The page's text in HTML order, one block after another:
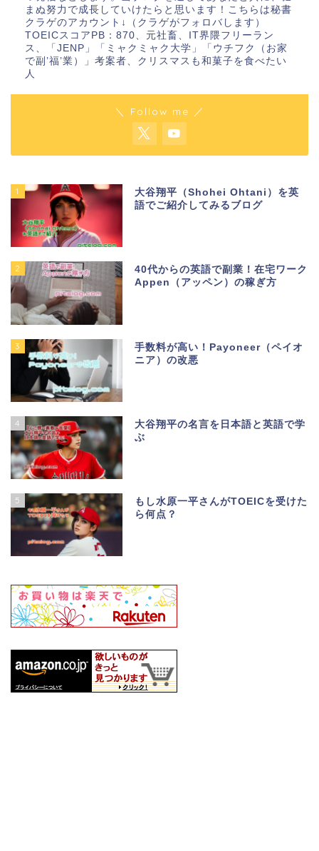
まぬ努力で成長していけたらと思います！こちらは秘書
クラゲのアカウント↓（クラゲがフォロバします）
TOEICスコアPB：870、元社畜、IT界隈フリーラン
ス、「JENP」「ミャクミャク大学」「ウチフク（お家
で副’福’業）」考案者、クリスマスも和菓子を食べたい
人
＼ Follow me ／
1
大谷翔平（Shohei Ohtani）を英
語でご紹介してみるブログ
2
40代からの英語で副業！在宅ワーク
Appen（アッペン）の稼ぎ方
3
手数料が高い！Payoneer（ペイオ
ニア）の改悪
4
大谷翔平の名言を日本語と英語で学
ぶ
5
もし水原一平さんがTOEICを受けた
ら何点？